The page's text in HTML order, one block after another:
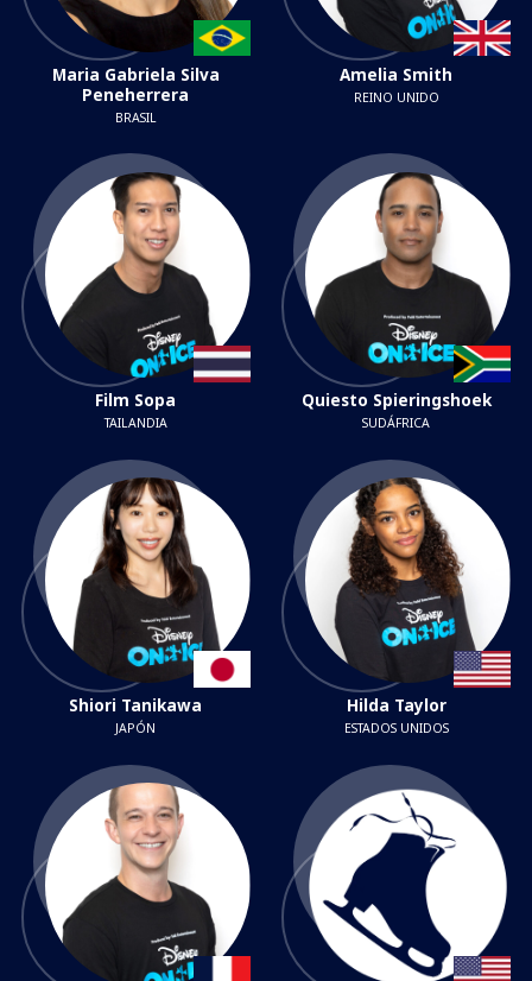
Maria Gabriela Silva
Peneherrera
BRASIL
Amelia Smith
REINO UNIDO
Film Sopa
TAILANDIA
Quiesto Spieringshoek
SUDÁFRICA
Shiori Tanikawa
JAPÓN
Hilda Taylor
ESTADOS UNIDOS